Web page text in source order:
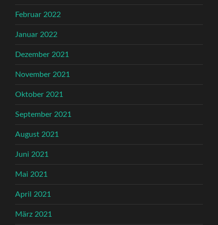
Februar 2022
Januar 2022
Dezember 2021
November 2021
Oktober 2021
September 2021
August 2021
Juni 2021
Mai 2021
April 2021
März 2021